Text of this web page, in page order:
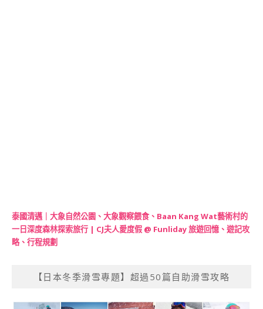
泰國清邁｜大象自然公園、大象觀察餵食、Baan Kang Wat藝術村的
一日深度森林探索旅行 | CJ夫人愛度假 @ Funliday 旅遊回憶、遊記攻
略、行程規劃
【日本冬季滑雪專題】超過50篇自助滑雪攻略